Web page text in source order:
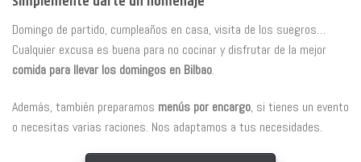
Domingo de partido, cumpleaños en casa, visita de los suegros…
Cualquier excusa es buena para no cocinar y disfrutar de la mejor
comida para llevar los domingos en Bilbao.
Además, también preparamos menús por encargo, si tienes un evento
o necesitas varias raciones. Nos adaptamos a tus necesidades.